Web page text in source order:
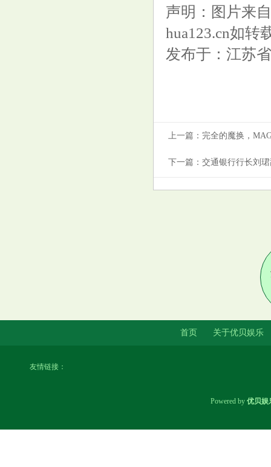
声明：图片来
hua123.cn如转
发布于：江苏省
上一篇： 完全的魔换，
下一篇： 交通银行行长刘
首页 关于优贝娱乐
友情链接：
Powered by 优贝娱